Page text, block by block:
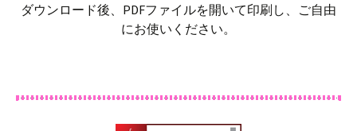
キ
ダウンロード後、PDFファイルを開いて印刷し、ご自由
にお使いください。